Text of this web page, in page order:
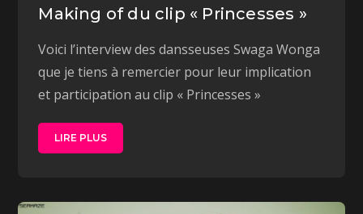
Making of du clip « Princesses »
Voici l’interview des dansseuses Swaga Wonga
que je tiens à remercier pour leur implication
et participation au clip « Princesses »
LIRE PLUS